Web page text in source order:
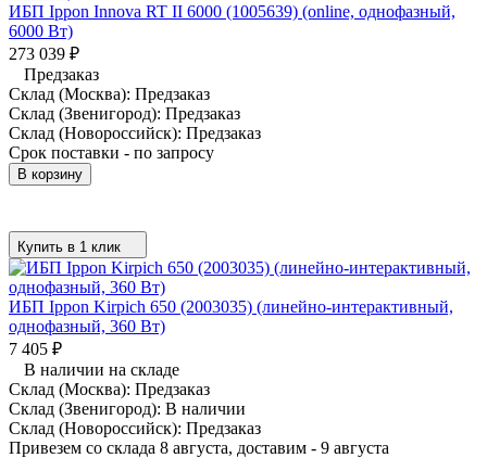
ИБП Ippon Innova RT II 6000 (1005639) (online, однофазный,
6000 Вт)
273 039 ₽
Предзаказ
Склад (Москва): Предзаказ
Склад (Звенигород): Предзаказ
Склад (Новороссийск): Предзаказ
Срок поставки - по запросу
В корзину
Купить в 1 клик
ИБП Ippon Kirpich 650 (2003035) (линейно-интерактивный,
однофазный, 360 Вт)
7 405 ₽
В наличии на складе
Склад (Москва): Предзаказ
Склад (Звенигород): В наличии
Склад (Новороссийск): Предзаказ
Привезем со склада 8 августа, доставим - 9 августа